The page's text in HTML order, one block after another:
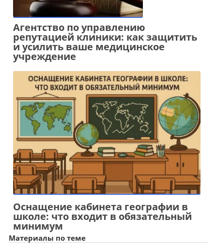
Агентство по управлению
репутацией клиники: как защитить
и усилить ваше медицинское
учреждение
Оснащение кабинета географии в
школе: что входит в обязательный
минимум
Материалы по теме